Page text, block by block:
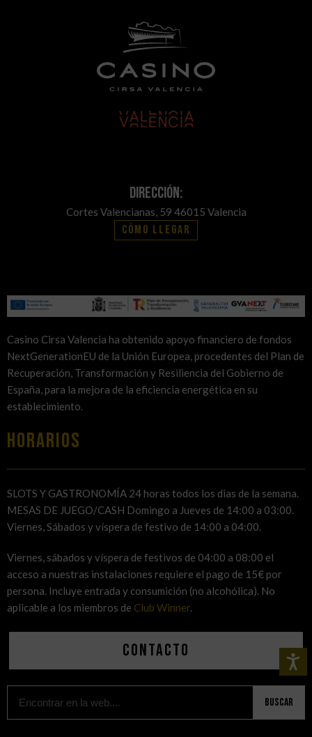
Dirección:
Cortes Valencianas, 59 46015 Valencia
Cómo llegar
Casino Cirsa Valencia ha obtenido apoyo financiero de fondos
NextGenerationEU de la Unión Europea, procedentes del Plan de
Recuperación, Transformación y Resiliencia del Gobierno de
España, para la mejora de la eficiencia energética en su
establecimiento.
HORARIOS
SLOTS Y GASTRONOMÍA 24 horas todos los dias de la semana.
MESAS DE JUEGO/CASH Domingo a Jueves de 14:00 a 03:00.
Viernes, Sábados y víspera de festivo de 14:00 a 04:00.
Viernes, sábados y víspera de festivos de 04:00 a 08:00 el
acceso a nuestras instalaciones requiere el pago de 15€ por
persona. Incluye entrada y consumición (no alcohólica). No
aplicable a los miembros de Club Winner.
Contacto
Buscar